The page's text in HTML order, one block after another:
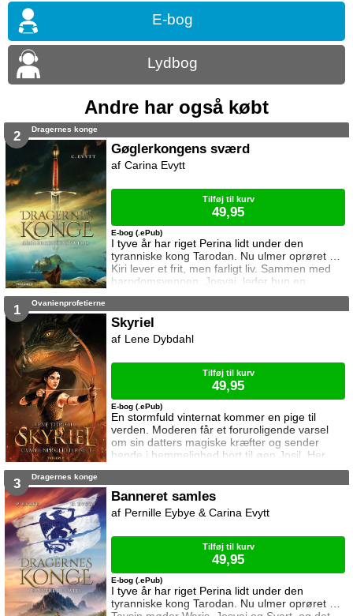
E-bog
Lydbog
Andre har også købt
2 Dragernes konge
Gøglerkongens sværd
I tyve år har riget Perina lidt under den
tyranniske kong Tarodan. Nu ulmer oprøret …
Kiri lever et frit, men farligt liv. Sammen med
barndomsvennen, Josvai, leder hun en
røverbande, og er kendt og eftersøgt som
omkring, og en dag bliver hun kontaktet af den
mystiske gøgler, Waris, som ønsker at hverve
hende til en usædvanlig opgave. Hun skal
E-bog (.ePub)
Carina Evytt
Tilføj til kurv
49,95
1 Ovanienprofetierne
Skyriel
En stormfuld vinternat kommer en pige til
verden. Moderen får et foruroligende varsel
om sin datters magiske kræfter og sender
hende i hemmelighed bort til øen Josil. Her
vokser Skyriel op hos magikeren Alainon, men
Hun går på jagt, bander og bider fra sig, og
vil han ikke fortælle hvor hun kommer fra? I
E-bog (.ePub)
Lene Dybdahl
Tilføj til kurv
49,95
3 Dragernes konge
Banneret samles
I tyve år har riget Perina lidt under den
tyranniske kong Tarodan. Nu ulmer oprøret …
E-bog (.ePub)
Pernille Eybye & Carina Evytt
Tilføj til kurv
49,95